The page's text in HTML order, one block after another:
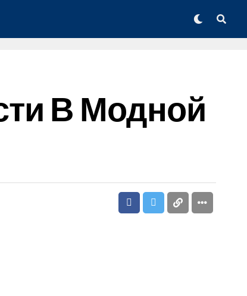
В Модной